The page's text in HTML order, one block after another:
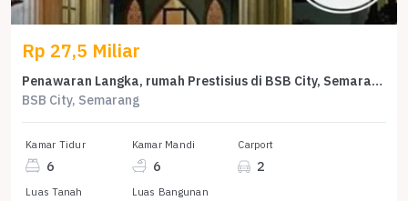
Rp 27,5 Miliar
Penawaran Langka, rumah Prestisius di BSB City, Semarang, LB 1100m²
BSB City, Semarang
Kamar Tidur
6
Kamar Mandi
6
Carport
2
Luas Tanah Luas Bangunan